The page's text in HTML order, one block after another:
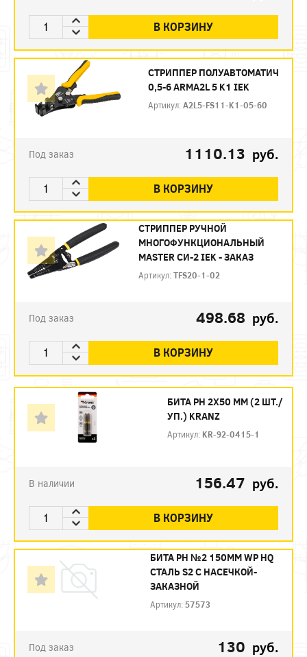
В КОРЗИНУ
СТРИППЕР ПОЛУАВТОМАТИЧ
0,5-6 ARMA2L 5 K1 IEK
Артикул:A2L5-FS11-K1-05-60
Под заказ 1110.13 руб.
В КОРЗИНУ
СТРИППЕР РУЧНОЙ
МНОГОФУНКЦИОНАЛЬНЫЙ
MASTER СИ-2 IEK - ЗАКАЗ
Артикул:TFS20-1-02
Под заказ 498.68 руб.
В КОРЗИНУ
БИТА PH 2Х50 ММ (2 ШТ./
УП.) KRANZ
Артикул: KR-92-0415-1
В наличии 156.47 руб.
В КОРЗИНУ
БИТА PH №2 150ММ WP HQ
СТАЛЬ S2 С НАСЕЧКОЙ-
ЗАКАЗНОЙ
Артикул: 57573
Под заказ 130 руб.